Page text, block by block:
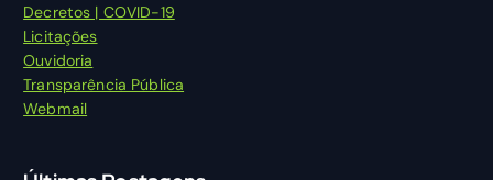
Decretos | COVID-19
Licitações
Ouvidoria
Transparência Pública
Webmail